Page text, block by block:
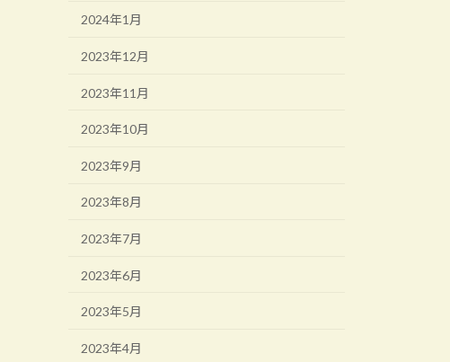
2024年1月
2023年12月
2023年11月
2023年10月
2023年9月
2023年8月
2023年7月
2023年6月
2023年5月
2023年4月